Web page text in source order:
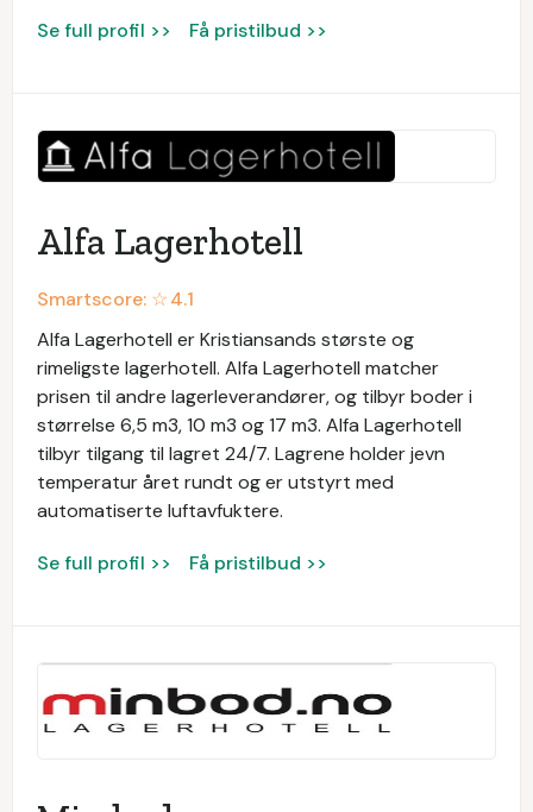
Se full profil >> Få pristilbud >>
Alfa Lagerhotell
Smartscore: ☆4.1
Alfa Lagerhotell er Kristiansands største og
rimeligste lagerhotell. Alfa Lagerhotell matcher
prisen til andre lagerleverandører, og tilbyr boder i
størrelse 6,5 m3, 10 m3 og 17 m3. Alfa Lagerhotell
tilbyr tilgang til lagret 24/7. Lagrene holder jevn
temperatur året rundt og er utstyrt med
automatiserte luftavfuktere.
Se full profil >> Få pristilbud >>